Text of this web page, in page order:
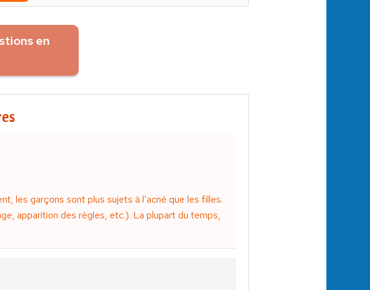
en
les garçons sont plus sujets à l’acné que les filles.
apparition des règles, etc.). La plupart du temps,